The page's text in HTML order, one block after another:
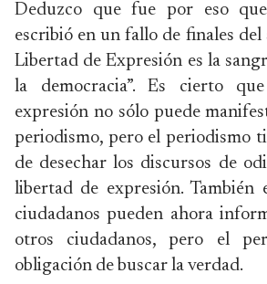
Deduzco que fue por eso
escribió en un fallo de finales
Libertad de Expresión es la
la democracia”. Es cierto
expresión no sólo puede
periodismo, pero el periodismo
de desechar los discursos de
libertad de expresión. También
ciudadanos pueden ahora
otros ciudadanos, pero el
obligación de buscar la verdad.